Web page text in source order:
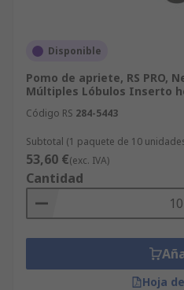
Disponible
Pomo de apriete, RS PRO,
Múltiples Lóbulos Inserto
Código RS 284-5443
Subtotal (1 paquete de 10
53,60 €(exc. IVA)
Cantidad
Hoja